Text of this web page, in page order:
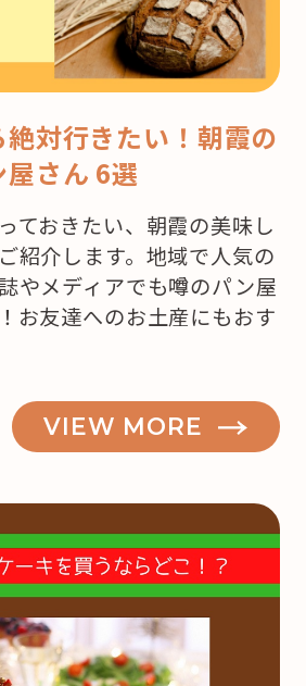
対行きたい！朝霞の
さん 6選
ておきたい、朝霞の美味し
紹介します。地域で人気の
やメディアでも噂のパン屋
お友達へのお土産にもおす
VIEW MORE